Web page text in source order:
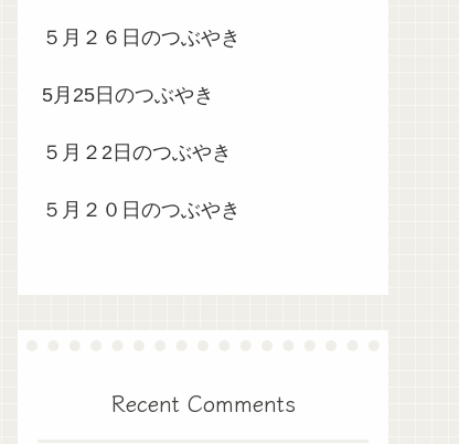
５月２６日のつぶやき
5月25日のつぶやき
５月２2日のつぶやき
５月２０日のつぶやき
Recent Comments